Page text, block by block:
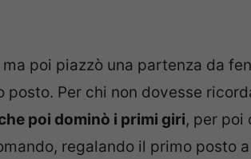
poi piazzò una partenza da
posto. Per chi non dovesse
poi dominò i primi giri, per poi
regalando il primo posto